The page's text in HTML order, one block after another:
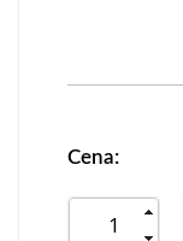
Cena: